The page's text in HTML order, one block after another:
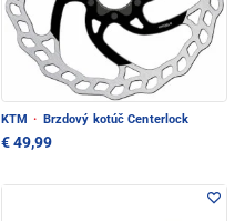
KTM · Brzdový kotúč Centerlock
€ 49,99